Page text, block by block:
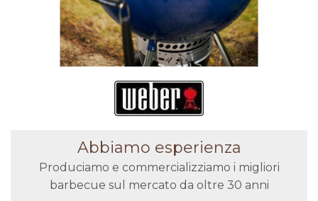
Abbiamo esperienza
Produciamo e commercializziamo i migliori
barbecue sul mercato da oltre 30 anni